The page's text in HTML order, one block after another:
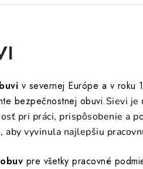
v severnej Európe a v
bezpečnostnej obuvi.Sievi je
pri práci, prispôsobenie a
vyvinula najlepšiu
pre všetky pracovné